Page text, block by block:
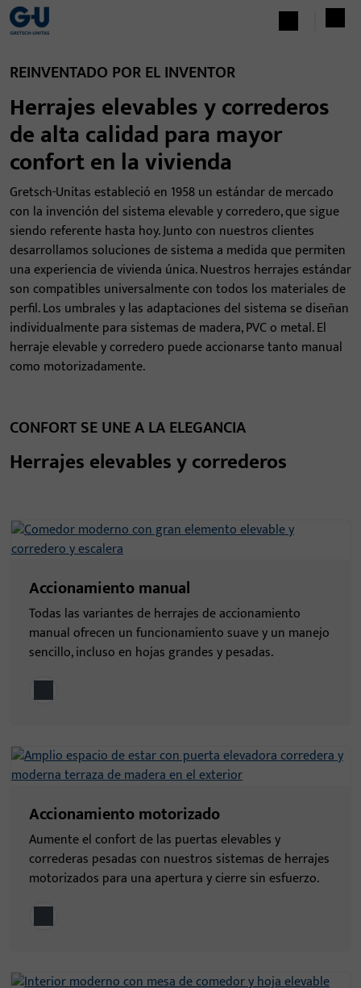
REINVENTADO POR EL INVENTOR
Herrajes elevables y correderos
de alta calidad para mayor
confort en la vivienda
Gretsch-Unitas estableció en 1958 un estándar de mercado
con la invención del sistema elevable y corredero, que sigue
siendo referente hasta hoy. Junto con nuestros clientes
desarrollamos soluciones de sistema a medida que permiten
una experiencia de vivienda única. Nuestros herrajes estándar
son compatibles universalmente con todos los materiales de
perfil. Los umbrales y las adaptaciones del sistema se diseñan
individualmente para sistemas de madera, PVC o metal. El
herraje elevable y corredero puede accionarse tanto manual
como motorizadamente.
CONFORT SE UNE A LA ELEGANCIA
Herrajes elevables y correderos
Accionamiento manual
Todas las variantes de herrajes de accionamiento
manual ofrecen un funcionamiento suave y un manejo
sencillo, incluso en hojas grandes y pesadas.
Accionamiento motorizado
Aumente el confort de las puertas elevables y
correderas pesadas con nuestros sistemas de herrajes
motorizados para una apertura y cierre sin esfuerzo.